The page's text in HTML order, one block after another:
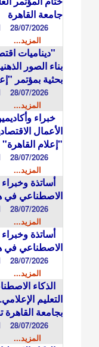
جامعة القاهرة
28/07/2026
المزيد...
"ديناميات
بناء الصور
بحثية بمؤتمر
28/07/2026
المزيد...
خبراء
الأعمال
"إعلام القاهرة"
28/07/2026
المزيد...
أساتذة
الاصطناعي في
28/07/2026
المزيد...
أساتذة
الاصطناعي في
28/07/2026
المزيد...
الذكاء
التعليم
بجامعة القاهرة
28/07/2026
المزيد...